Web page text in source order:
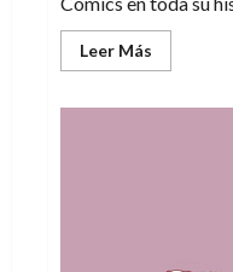
Leer Más
más